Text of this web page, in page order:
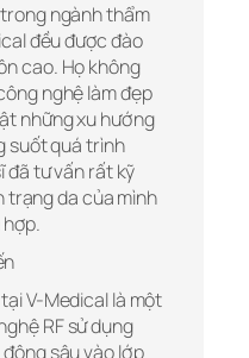
ngành thẩm
đều được đào
cao. Họ không
nghệ làm đẹp
những xu hướng
suốt quá trình
đã tư vấn rất kỹ
trạng da của mình
V-Medical là một
RF sử dụng
sâu vào lớp